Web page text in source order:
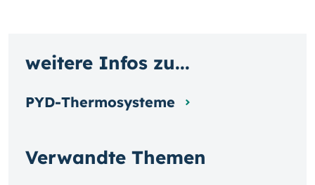
Verwandte Themen
weitere Infos zu...
PYD-Thermosysteme